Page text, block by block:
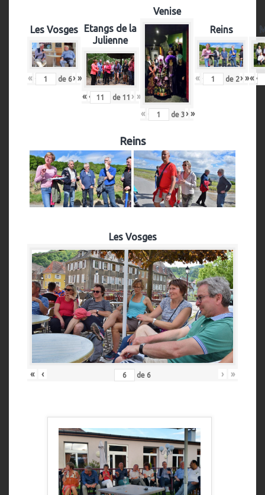
Les Vosges
« ‹ de 6› »
Etangs de la
Julienne
« ‹ de 11 › »
Venise
« ‹ de 3› »
Reins
« ‹ de 2› »« ‹
Reins
Les Vosges
« ‹ de 6 › »